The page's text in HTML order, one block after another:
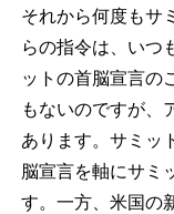
それから何度もサ
らの指令は、いつ
ットの首脳宣言の
もないのですが、
あります。サミッ
脳宣言を軸にサミ
す。一方、米国の